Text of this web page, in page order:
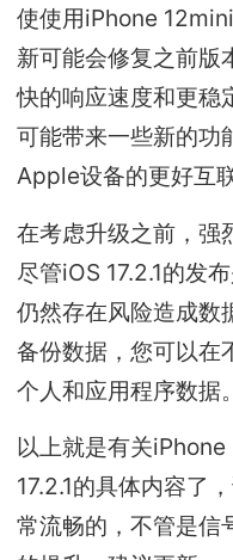
使使用iPhone
新可能会修复之前版
快的响应速度和更稳
可能带来一些新的功
Apple设备的更好互
在考虑升级之前，强
尽管iOS 17.2.1的发
仍然存在风险造成数
备份数据，您可以在
个人和应用程序数据。
以上就是有关
17.2.1的具体内容了
常流畅的，不管是信